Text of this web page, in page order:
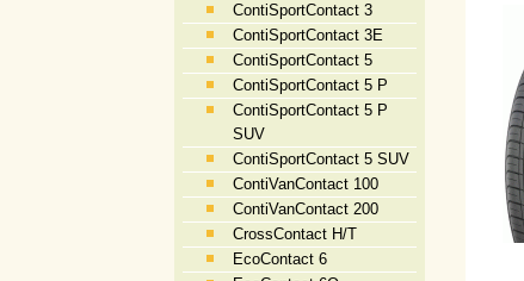
ContiSportContact 3
ContiSportContact 3E
ContiSportContact 5
ContiSportContact 5 P
ContiSportContact 5 P
SUV
ContiSportContact 5 SUV
ContiVanContact 100
ContiVanContact 200
CrossContact H/T
EcoContact 6